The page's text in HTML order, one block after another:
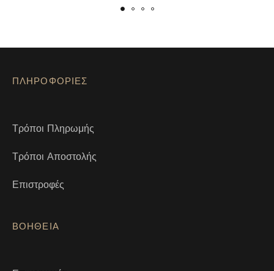
ΠΛΗΡΟΦΟΡΙΕΣ
Τρόποι Πληρωμής
Τρόποι Αποστολής
Επιστροφές
ΒΟΗΘΕΙΑ